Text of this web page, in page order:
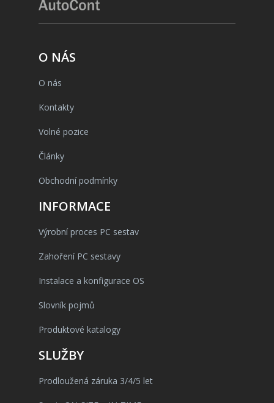
O NÁS
O nás
Kontakty
Volné pozice
Články
Obchodní podmínky
INFORMACE
Výrobní proces PC sestav
Zahoření PC sestavy
Instalace a konfigurace OS
Slovník pojmů
Produktové katalogy
SLUŽBY
Prodloužená záruka 3/4/5 let